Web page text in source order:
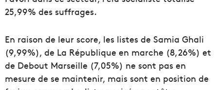
25,99% des suffrages.
En raison de leur score, les listes de Samia Ghali
(9,99%), de La République en marche (8,26%) et
de Debout Marseille (7,05%) ne sont pas en
mesure de se maintenir, mais sont en position de